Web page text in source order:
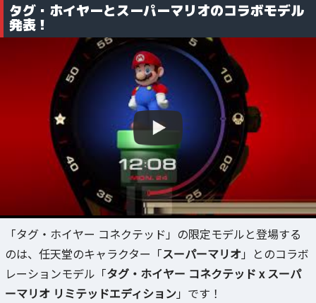
タグ・ホイヤーとスーパーマリオのコラボモデル
発表！
「タグ・ホイヤー コネクテッド」の限定モデルと登場する
のは、任天堂のキャラクター「スーパーマリオ」とのコラボ
レーションモデル「タグ・ホイヤー コネクテッド x スーパ
ーマリオ リミテッドエディション」です！